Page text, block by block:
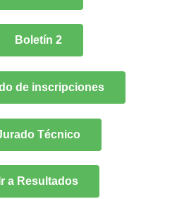
Boletín 2
de inscripciones
Técnico
Ir a Resultados